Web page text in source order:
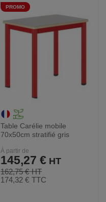
FAVORIS
PROMO
Table Carélie mobile
70x50cm stratifié gris
À partir de
162,75 €
145,27 €
174,32 € TTC